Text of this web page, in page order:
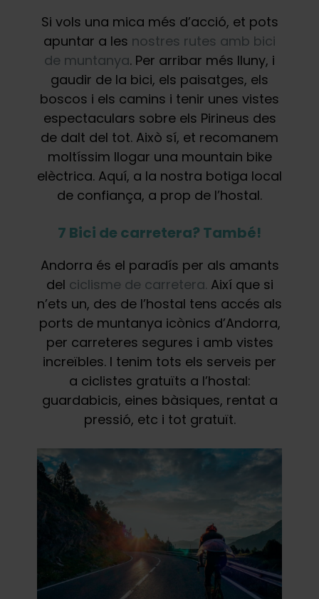
Si vols una mica més d’acció, et pots
apuntar a les nostres rutes amb bici
de muntanya. Per arribar més lluny, i
gaudir de la bici, els paisatges, els
boscos i els camins i tenir unes vistes
espectaculars sobre els Pirineus des
de dalt del tot. Això sí, et recomanem
moltíssim llogar una mountain bike
elèctrica. Aquí, a la nostra botiga local
de confiança, a prop de l’hostal.
7 Bici de carretera? També!
Andorra és el paradís per als amants
del ciclisme de carretera. Així que si
n’ets un, des de l’hostal tens accés als
ports de muntanya icònics d’Andorra,
per carreteres segures i amb vistes
increïbles. I tenim tots els serveis per
a ciclistes gratuïts a l’hostal:
guardabicis, eines bàsiques, rentat a
pressió, etc i tot gratuït.